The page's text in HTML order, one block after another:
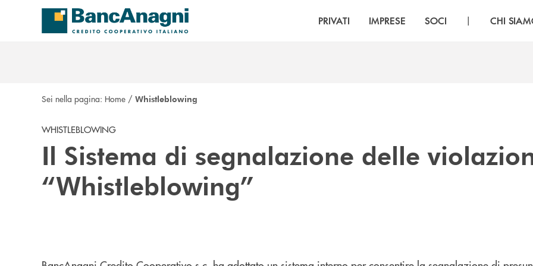
Salta al contenuto principale
PRIVATI IMPRESE SOCI | CHI
Sei nella pagina: Home / Whistleblowing
WHISTLEBLOWING
Il Sistema di segnalazione delle
“Whistleblowing”